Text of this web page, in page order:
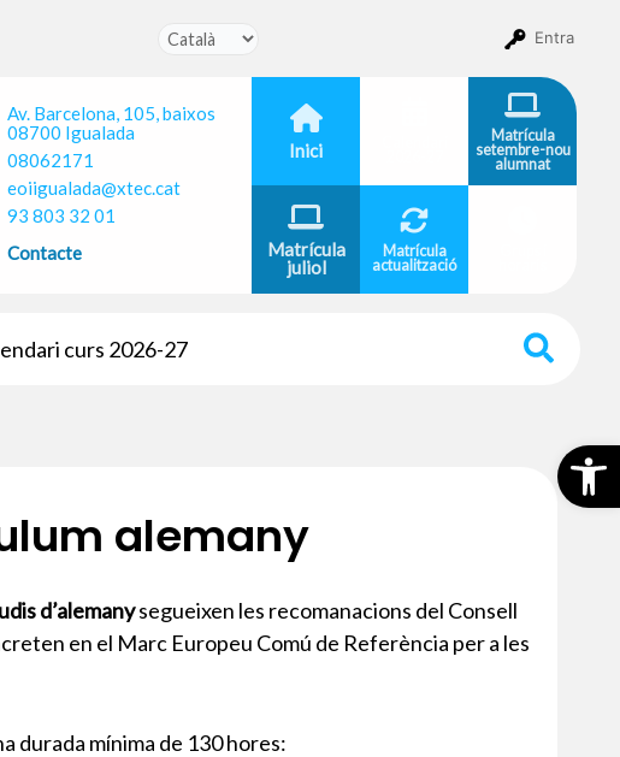
Entra
Av. Barcelona, 105, baixos
08700 Igualada
08062171
eoiigualada@xtec.cat
93 803 32 01
Contacte
Inici
Matrícula
setembre-nou
alumnat
Matrícula
juliol
Matrícula
actualització
curs 2026-27
alemany
d’alemanysegueixen les recomanacions del Consell
en el Marc Europeu Comú de Referència per a les
durada mínima de 130 hores: